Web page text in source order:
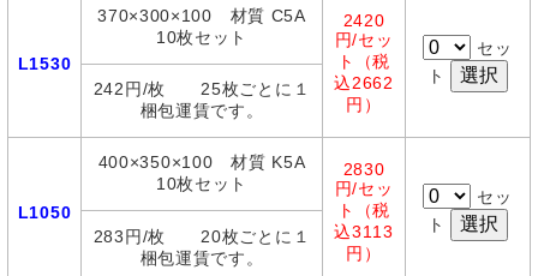
L1530
370×300×100 材質 C5A
10枚セット
2420
円/セッ
ト（税
込2662
円）
セッ
ト
242円/枚 25枚ごとに１
梱包運賃です。
L1050
400×350×100 材質 K5A
10枚セット
2830
円/セッ
ト（税
込3113
円）
セッ
ト
283円/枚 20枚ごとに１
梱包運賃です。